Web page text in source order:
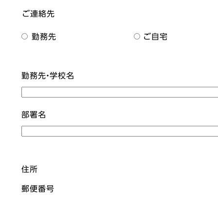
ご連絡先
勤務先 ご自宅
勤務先・学校名
部署名
住所
郵便番号